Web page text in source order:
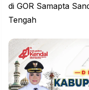
di GOR Samapta
Tengah